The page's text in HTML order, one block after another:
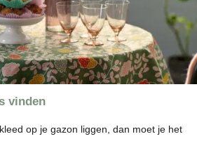
vinden
op je gazon liggen, dan moet je het